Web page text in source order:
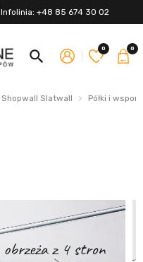
Infolinia: +48 85 674 30 02
search 0 0
Shopwall Slatwall Półki i